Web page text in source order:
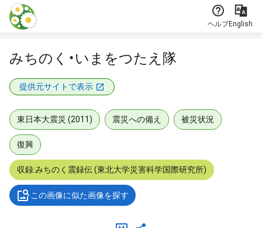
本文に飛ぶ
ヘルプEnglish
みちのく・いまをつたえ隊
提供元サイトで表示
東日本大震災 (2011) 震災への備え 被災状況
復興
収録:みちのく震録伝 (東北大学災害科学国際研究所)
この画像に似た画像を探す